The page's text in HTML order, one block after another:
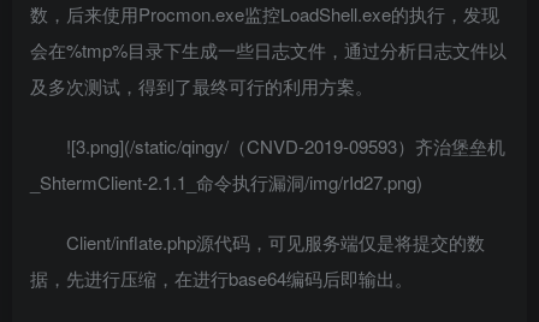
数，后来使用Procmon.exe监控LoadShell.exe的执行，发现
会在%tmp%目录下生成一些日志文件，通过分析日志文件以
及多次测试，得到了最终可行的利用方案。
![3.png](/static/qingy/（CNVD-2019-09593）齐治堡垒机
_ShtermClient-2.1.1_命令执行漏洞/img/rId27.png)
Client/inflate.php源代码，可见服务端仅是将提交的数
据，先进行压缩，在进行base64编码后即输出。